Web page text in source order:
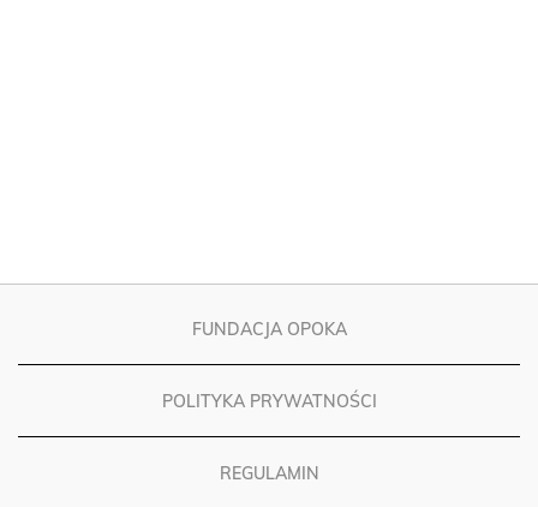
FUNDACJA OPOKA
POLITYKA PRYWATNOŚCI
REGULAMIN